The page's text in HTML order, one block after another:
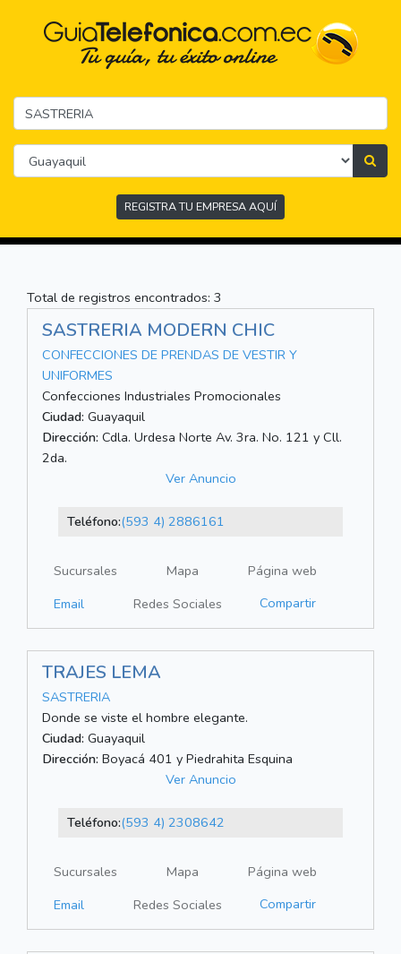
REGISTRA TU EMPRESA AQUÍ
Total de registros encontrados: 3
SASTRERIA MODERN CHIC
CONFECCIONES DE PRENDAS DE VESTIR Y
UNIFORMES
Confecciones Industriales Promocionales
Ciudad: Guayaquil
Dirección: Cdla. Urdesa Norte Av. 3ra. No. 121 y Cll.
2da.
Ver Anuncio
Teléfono:(593 4) 2886161
Sucursales Mapa
Página web
Email
Redes Sociales Compartir
TRAJES LEMA
SASTRERIA
Donde se viste el hombre elegante.
Ciudad: Guayaquil
Dirección: Boyacá 401 y Piedrahita Esquina
Ver Anuncio
Teléfono:(593 4) 2308642
Sucursales Mapa
Página web
Email
Redes Sociales Compartir